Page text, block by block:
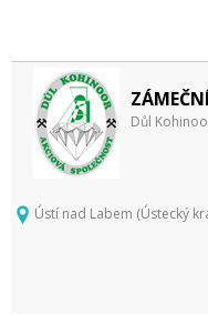
Důl
Ústí nad Labem (Ústecký